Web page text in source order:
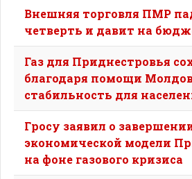
Внешняя торговля ПМР
четверть и давит на
Газ для Приднестровья
благодаря помощи
стабильность для
Гросу заявил о
экономической модели
на фоне газового кризиса